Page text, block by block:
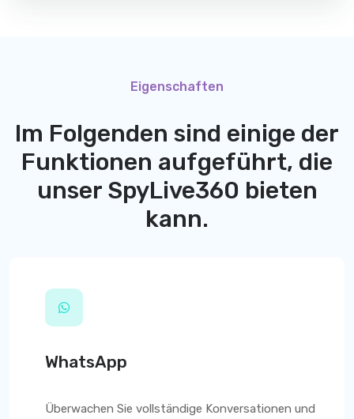
Eigenschaften
Im Folgenden sind einige der
Funktionen aufgeführt, die
unser SpyLive360 bieten
kann.
WhatsApp
Überwachen Sie vollständige Konversationen und